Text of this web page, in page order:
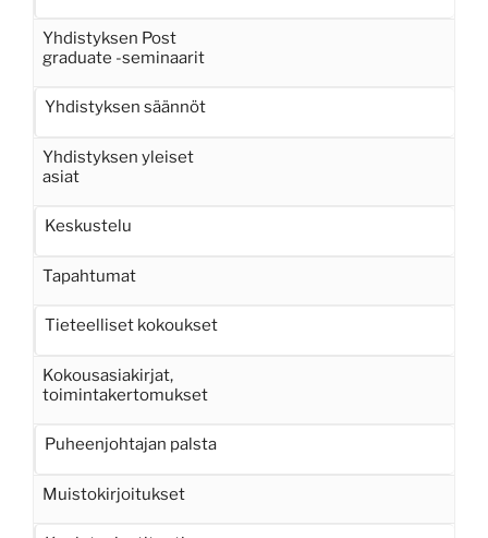
Yhdistyksen Post
graduate -seminaarit
Yhdistyksen säännöt
Yhdistyksen yleiset
asiat
Keskustelu
Tapahtumat
Tieteelliset kokoukset
Kokousasiakirjat,
toimintakertomukset
Puheenjohtajan palsta
Muistokirjoitukset